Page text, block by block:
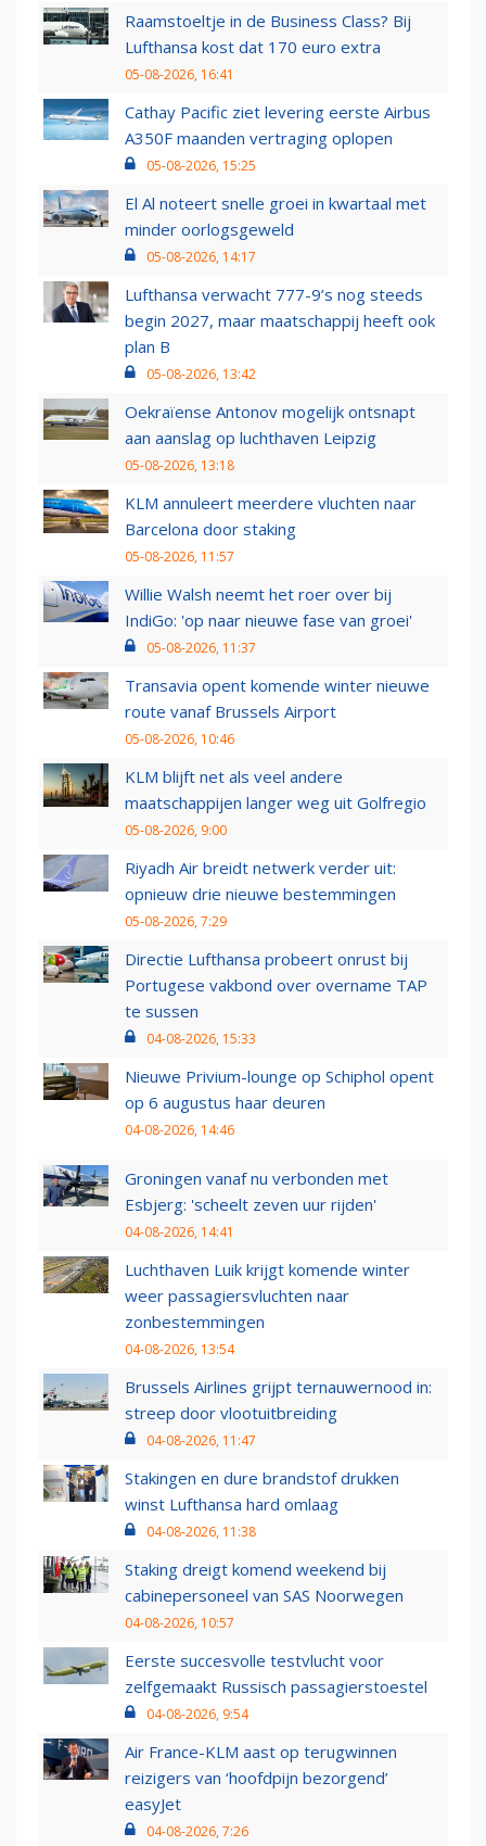
Raamstoeltje in de Business Class? Bij
Lufthansa kost dat 170 euro extra
05-08-2026, 16:41
Cathay Pacific ziet levering eerste Airbus
A350F maanden vertraging oplopen
05-08-2026, 15:25
El Al noteert snelle groei in kwartaal met
minder oorlogsgeweld
05-08-2026, 14:17
Lufthansa verwacht 777-9’s nog steeds
begin 2027, maar maatschappij heeft ook
plan B
05-08-2026, 13:42
Oekraïense Antonov mogelijk ontsnapt
aan aanslag op luchthaven Leipzig
05-08-2026, 13:18
KLM annuleert meerdere vluchten naar
Barcelona door staking
05-08-2026, 11:57
Willie Walsh neemt het roer over bij
IndiGo: 'op naar nieuwe fase van groei'
05-08-2026, 11:37
Transavia opent komende winter nieuwe
route vanaf Brussels Airport
05-08-2026, 10:46
KLM blijft net als veel andere
maatschappijen langer weg uit Golfregio
05-08-2026, 9:00
Riyadh Air breidt netwerk verder uit:
opnieuw drie nieuwe bestemmingen
05-08-2026, 7:29
Directie Lufthansa probeert onrust bij
Portugese vakbond over overname TAP
te sussen
04-08-2026, 15:33
Nieuwe Privium-lounge op Schiphol opent
op 6 augustus haar deuren
04-08-2026, 14:46
Groningen vanaf nu verbonden met
Esbjerg: 'scheelt zeven uur rijden'
04-08-2026, 14:41
Luchthaven Luik krijgt komende winter
weer passagiersvluchten naar
zonbestemmingen
04-08-2026, 13:54
Brussels Airlines grijpt ternauwernood in:
streep door vlootuitbreiding
04-08-2026, 11:47
Stakingen en dure brandstof drukken
winst Lufthansa hard omlaag
04-08-2026, 11:38
Staking dreigt komend weekend bij
cabinepersoneel van SAS Noorwegen
04-08-2026, 10:57
Eerste succesvolle testvlucht voor
zelfgemaakt Russisch passagierstoestel
04-08-2026, 9:54
Air France-KLM aast op terugwinnen
reizigers van ‘hoofdpijn bezorgend’
easyJet
04-08-2026, 7:26